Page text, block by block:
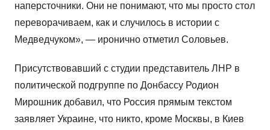
наперсточники. Они не понимают, что мы просто стол
переворачиваем, как и случилось в истории с
Медведчуком», — иронично отметил Соловьев.
Присутствовавший с студии представитель ЛНР в
политической подгруппе по Донбассу Родион
Мирошник добавил, что Россия прямым текстом
заявляет Украине, что никто, кроме Москвы, в Киев